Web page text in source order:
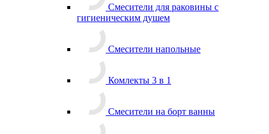
Смесители для раковины с
гигиеническим душем
Смесители напольные
Комлекты 3 в 1
Смесители на борт ванны